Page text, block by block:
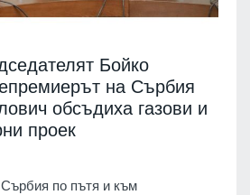
Бойко
на Сърбия
обсъдиха газови и
проек
по пътя и към